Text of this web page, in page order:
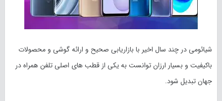
شیائومی در چند سال اخیر با بازاریابی صحیح و ارائه گوشی و محصولات
باکیفیت و بسیار ارزان توانست به یکی از قطب های اصلی تلفن‌ همراه در
جهان تبدیل شود.